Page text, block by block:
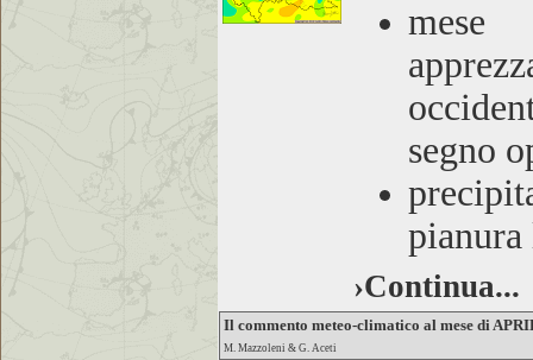
mese
segno
pianura
›Continua...
Il commento meteo-climatico al mese di
M. Mazzoleni & G. Aceti